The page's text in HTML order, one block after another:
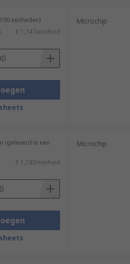
eenheden)
€ 1,747/eenheid
Microchip
(geleverd in een
€ 1,183/eenheid
Microchip